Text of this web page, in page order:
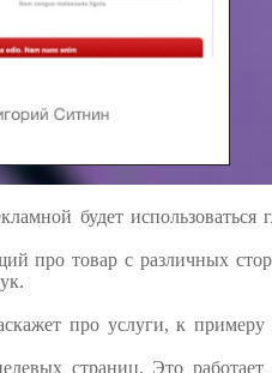
будет
про товар с различных
про услуги, к
страниц. Это